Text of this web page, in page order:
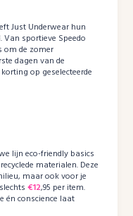
Just Underwear hun
sportieve Speedo
om de zomer
dagen van de
korting op geselecteerde
lijn eco-friendly basics
materialen. Deze
maar ook voor je
€12,95 per item.
én conscience laat